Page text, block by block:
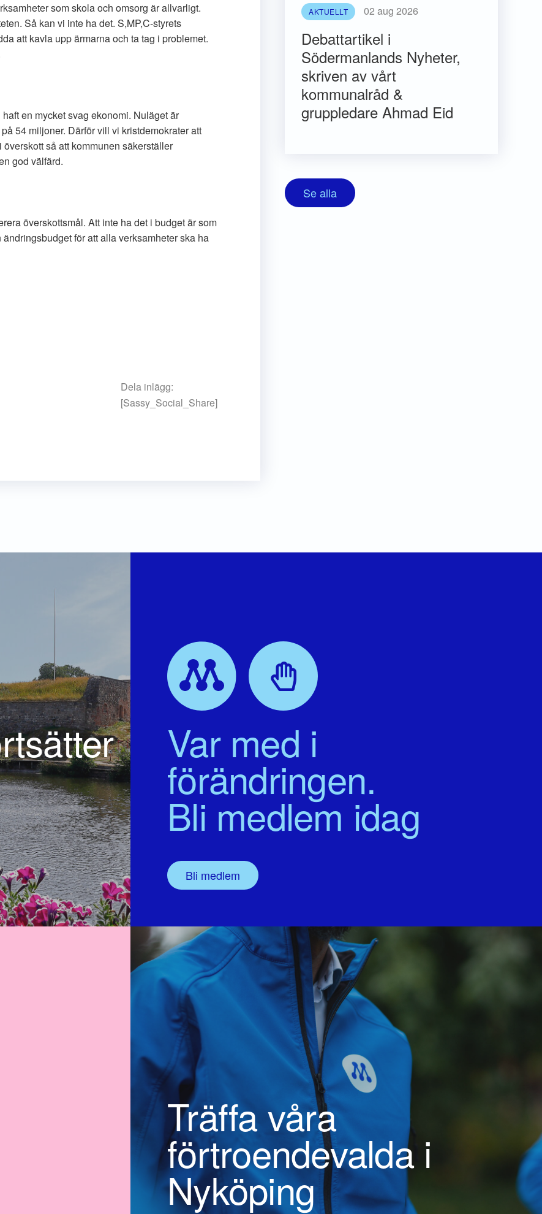
som skola och omsorg är allvarligt.
Så kan vi inte ha det. S,MP,C-styrets
att kavla upp ärmarna och ta tag i problemet.
en mycket svag ekonomi. Nuläget är
54 miljoner. Därför vill vi kristdemokrater att
så att kommunen säkerställer
god välfärd.
överskottsmål. Att inte ha det i budget är som
för att alla verksamheter ska ha
Dela inlägg:
[Sassy_Social_Share]
AKTUELLT 02 aug 2026
Debattartikel i
Södermanlands Nyheter,
skriven av vårt
kommunalråd &
gruppledare Ahmad Eid
Se alla
Var med i
förändringen.
Bli medlem idag
Bli medlem
Träffa våra
förtroendevalda i
Nyköping